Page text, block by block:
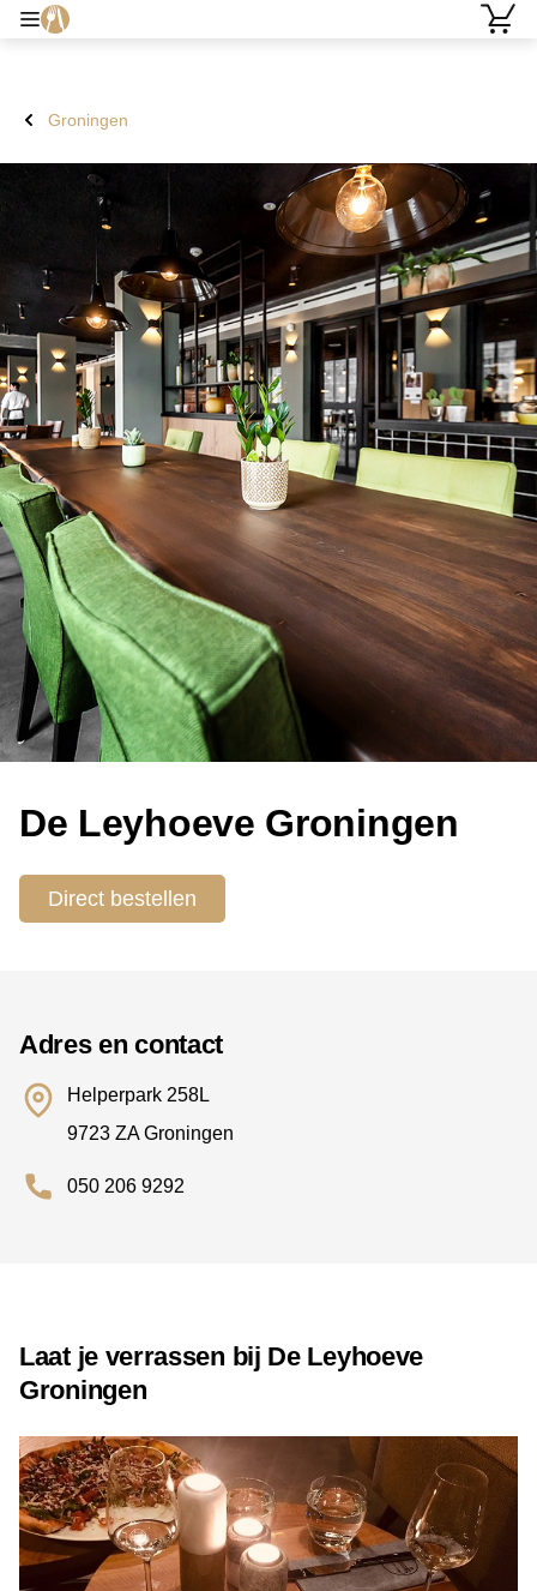
Groningen
De Leyhoeve Groningen
Direct bestellen
Adres en contact
Helperpark 258L
9723 ZA Groningen
050 206 9292
Laat je verrassen bij De Leyhoeve
Groningen